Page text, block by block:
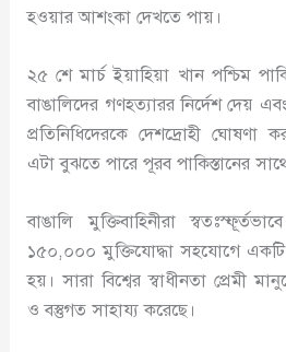
হওয়ার আশংকা দেখতে পায়।
২৫ শে মার্চ ইয়াহিয়া খান পশ্চিম
বাঙালিদের গণহত্যারর নির্দেশ দেয়
প্রতিনিধিদেরকে দেশদ্রোহী ঘোষণা
এটা বুঝতে পারে পূরব পাকিস্তানের
বাঙালি মুক্তিবাহিনীরা
১৫০,০০০ মুক্তিযোদ্ধা সহযোগে
হয়। সারা বিশ্বের স্বাধীনতা প্রেমী
ও বস্তুগত সাহায্য করেছে।